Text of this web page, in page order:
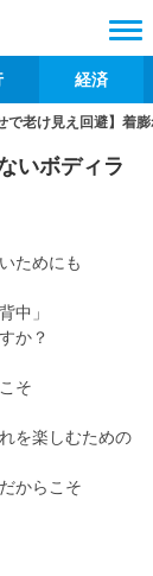
経済
で老け見え回避】着
いボディラ
ためにも
中」
か？
そ
を楽しむための
からこそ